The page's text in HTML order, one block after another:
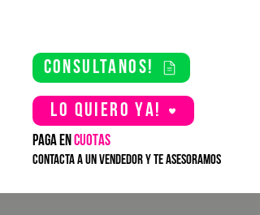
consultanos!
PAGA ENCUOTAS
Lo quiero YA!
contacta a un vendedor y te asesoramos